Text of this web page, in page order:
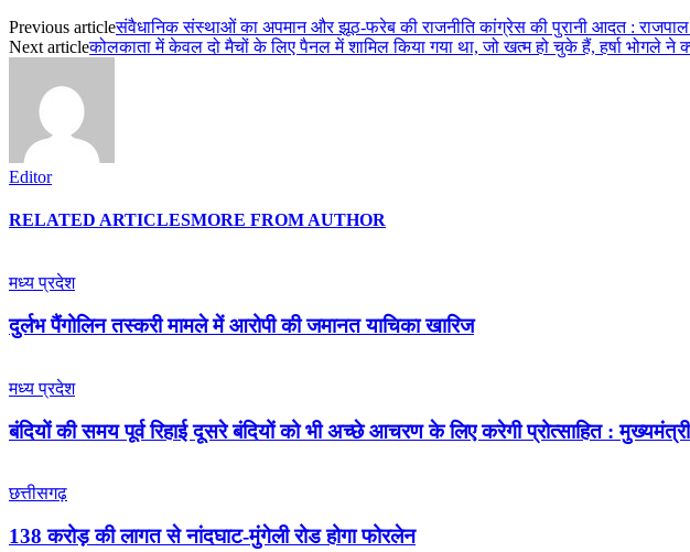
Previous articleसंवैधानिक संस्थाओं का अपमान और झूठ-फरेब की राजनीति कांग्रेस की पुरानी आदत : राजपाल
Next articleकोलकाता में केवल दो मैचों के लिए पैनल में शामिल किया गया था, जो खत्म हो चुके हैं, हर्षा भोगले ने
Editor
RELATED ARTICLESMORE FROM AUTHOR
मध्य प्रदेश
दुर्लभ पैंगोलिन तस्करी मामले में आरोपी की जमानत याचिका खारिज
मध्य प्रदेश
बंदियों की समय पूर्व रिहाई दूसरे बंदियों को भी अच्छे आचरण के लिए करेगी प्रोत्साहित :
छत्तीसगढ़
138 करोड़ की लागत से नांदघाट-मुंगेली रोड होगा फोरलेन